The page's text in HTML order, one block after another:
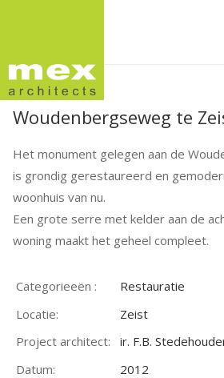
Woudenbergseweg te
Het monument gelegen aan de
is grondig gerestaureerd en
woonhuis van nu.
Een grote serre met kelder aan de
woning maakt het geheel compleet.
Categorieeën :
Restauratie
Locatie:
Zeist
Project architect:
ir. F.B.
Datum:
2012